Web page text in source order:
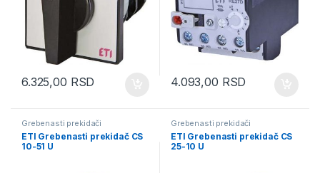
6.325,00 RSD 4.093,00 RSD
Grebenasti prekidači
ETI Grebenasti prekidač CS
10-51 U
Grebenasti prekidači
ETI Grebenasti prekidač CS
25-10 U